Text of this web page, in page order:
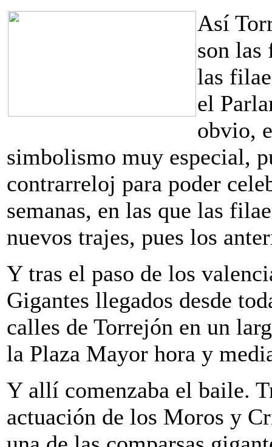
Así
son las
las
el
obvio,
simbolismo muy especial,
contrarreloj para poder
semanas, en las que las
nuevos trajes, pues los
Y tras el paso de los
Gigantes llegados desde
calles de Torrejón en un
la Plaza Mayor hora y
Y allí comenzaba el baile.
actuación de los Moros y